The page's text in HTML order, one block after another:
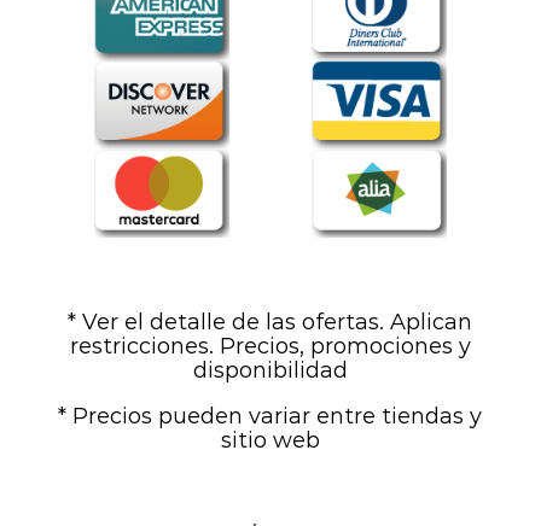
* Ver el detalle de las ofertas. Aplican
restricciones. Precios, promociones y
disponibilidad
* Precios pueden variar entre tiendas y
sitio web